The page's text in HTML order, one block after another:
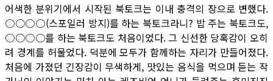
어색한 분위기에서 시작된 북토크는 이내 충격의 장으로 변했다.
○○○○(스포일러 방지)를 하는 북토크라니? 밥 주는 북토크도,
○○○○를 하는 북토크도 처음이었다. 그 신선한 당혹감이 오히
려 경계를 허물었다. 덕분에 모두가 함께하는 자리가 만들어졌다.
처음에 가졌던 긴장감이 무색하게, 맛있는 음식을 먹으며 듣는 작